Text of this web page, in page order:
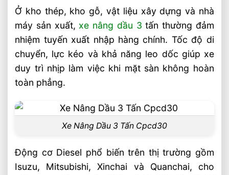
Chọn Xe Nâng Điện Phù Hợp Theo Từng
Loại Pallet Tối Ưu Nhất
Chọn Xe Nâng Điện Phù Hợp Theo Chiều
Cao Kệ Hàng Chuẩn Nhất
Xe Nâng Điện Reach Truck 1.8 Tấn Lựa
Chọn Tối Ưu Cho Logistics
Xe Nâng Dầu 3.5 Tấn Động Cơ Isuzu Có
Xe Nâng Điện Stacker Đứng Lái 1.5 Tấn
Nâng Cao 3–5m Có Đáng Đầu Tư?
Ở kho thép, kho gỗ, vật liệu xây dựng và nhà
máy sản xuất, xe nâng dầu 3 tấn thường đảm
nhiệm tuyến xuất nhập hàng chính. Tốc độ di
chuyển, lực kéo và khả năng leo dốc giúp xe
duy trì nhịp làm việc khi mặt sàn không hoàn
toàn phẳng.
Xe Nâng Dầu 3 Tấn Cpcd30
Động cơ Diesel phổ biến trên thị trường gồm
Isuzu, Mitsubishi, Xinchai và Quanchai, cho